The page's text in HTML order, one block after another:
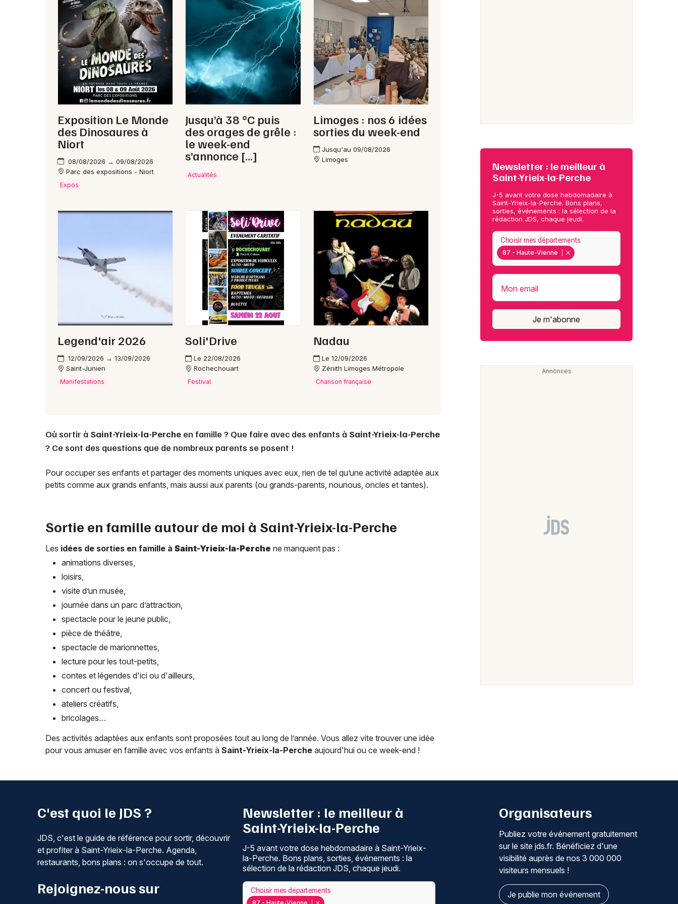
Newsletter des sorties
Artistes en tournée
Actus à Saint-Yrieix-la-Perche
Magazine à Saint-Yrieix-la-Perche
87 - Haute-Vienne
Choisir mes départements
Mon email
Exposition Le Monde
des Dinosaures à
Niort
08/08/2026 → 09/08/2026
Parc des expositions - Niort
Expos
Jusqu’à 38 °C puis
des orages de grêle :
le week-end
s’annonce […]
Actualités
Limoges : nos 6 idées
sorties du week-end
Jusqu'au 09/08/2026
Limoges
Legend'air 2026
12/09/2026 → 13/09/2026
Saint-Junien
Manifestations
Soli'Drive
Le 22/08/2026
Rochechouart
Festival
Nadau
Le 12/09/2026
Zénith Limoges Métropole
Chanson française
Où sortir à Saint-Yrieix-la-Perche en famille ? Que faire avec des enfants à Saint-Yrieix-la-Perche
? Ce sont des questions que de nombreux parents se posent !
Pour occuper ses enfants et partager des moments uniques avec eux, rien de tel qu’une activité adaptée aux
petits comme aux grands enfants, mais aussi aux parents (ou grands-parents, nounous, oncles et tantes).
Sortie en famille autour de moi à Saint-Yrieix-la-Perche
Les idées de sorties en famille à Saint-Yrieix-la-Perche ne manquent pas :
animations diverses,
loisirs,
visite d’un musée,
journée dans un parc d’attraction,
spectacle pour le jeune public,
pièce de théâtre,
spectacle de marionnettes,
lecture pour les tout-petits,
contes et légendes d'ici ou d'ailleurs,
concert ou festival,
ateliers créatifs,
bricolages…
Des activités adaptées aux enfants sont proposées tout au long de l’année. Vous allez vite trouver une idée
pour vous amuser en famille avec vos enfants à Saint-Yrieix-la-Perche aujourd'hui ou ce week-end !
Newsletter : le meilleur à
Saint-Yrieix-la-Perche
J-5 avant votre dose hebdomadaire à
Saint-Yrieix-la-Perche. Bons plans,
sorties, événements : la sélection de la
rédaction JDS, chaque jeudi.
87 - Haute-Vienne
Choisir mes départements
Mon email
Je m'abonne
C'est quoi le JDS ?
JDS, c'est le guide de référence pour sortir, découvrir
et profiter à Saint-Yrieix-la-Perche. Agenda,
restaurants, bons plans : on s'occupe de tout.
Rejoignez-nous sur
Newsletter : le meilleur à
Saint-Yrieix-la-Perche
J-5 avant votre dose hebdomadaire à Saint-Yrieix-
la-Perche. Bons plans, sorties, événements : la
sélection de la rédaction JDS, chaque jeudi.
Choisir mes départements
Organisateurs
Publiez votre événement gratuitement
sur le site jds.fr. Bénéficiez d'une
visibilité auprès de nos 3 000 000
visiteurs mensuels !
Je publie mon événement